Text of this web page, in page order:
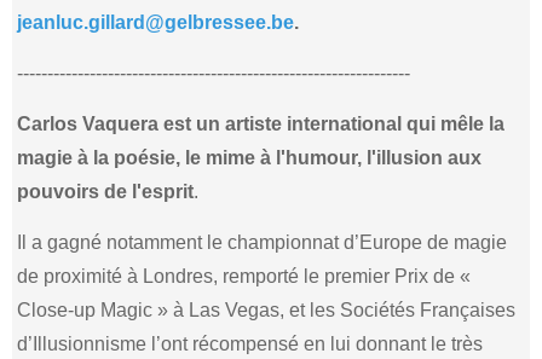
jeanluc.gillard@gelbressee.be.
-----------------------------------------------------------------
Carlos Vaquera est un artiste international qui mêle la
magie à la poésie, le mime à l'humour, l'illusion aux
pouvoirs de l'esprit.
Il a gagné notamment le championnat d’Europe de magie
de proximité à Londres, remporté le premier Prix de «
Close-up Magic » à Las Vegas, et les Sociétés Françaises
d’Illusionnisme l’ont récompensé en lui donnant le très